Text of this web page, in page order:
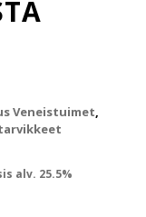
Veneistuimet,
alv. 25.5%